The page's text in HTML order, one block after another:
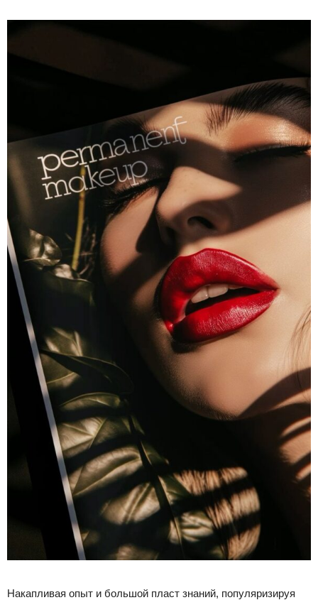
Накапливая опыт и большой пласт знаний, популяризируя